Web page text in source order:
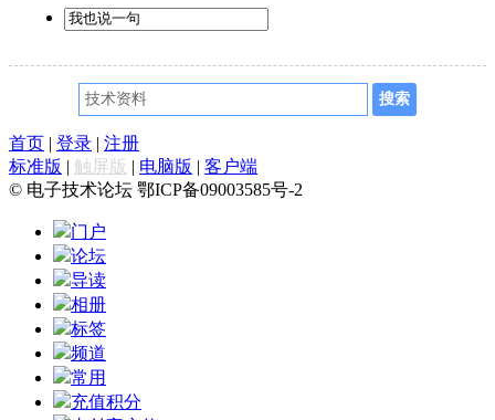
首页 | 登录 | 注册
标准版 | 触屏版 | 电脑版 | 客户端
© 电子技术论坛 鄂ICP备09003585号-2
门户
论坛
导读
相册
标签
频道
常用
充值积分